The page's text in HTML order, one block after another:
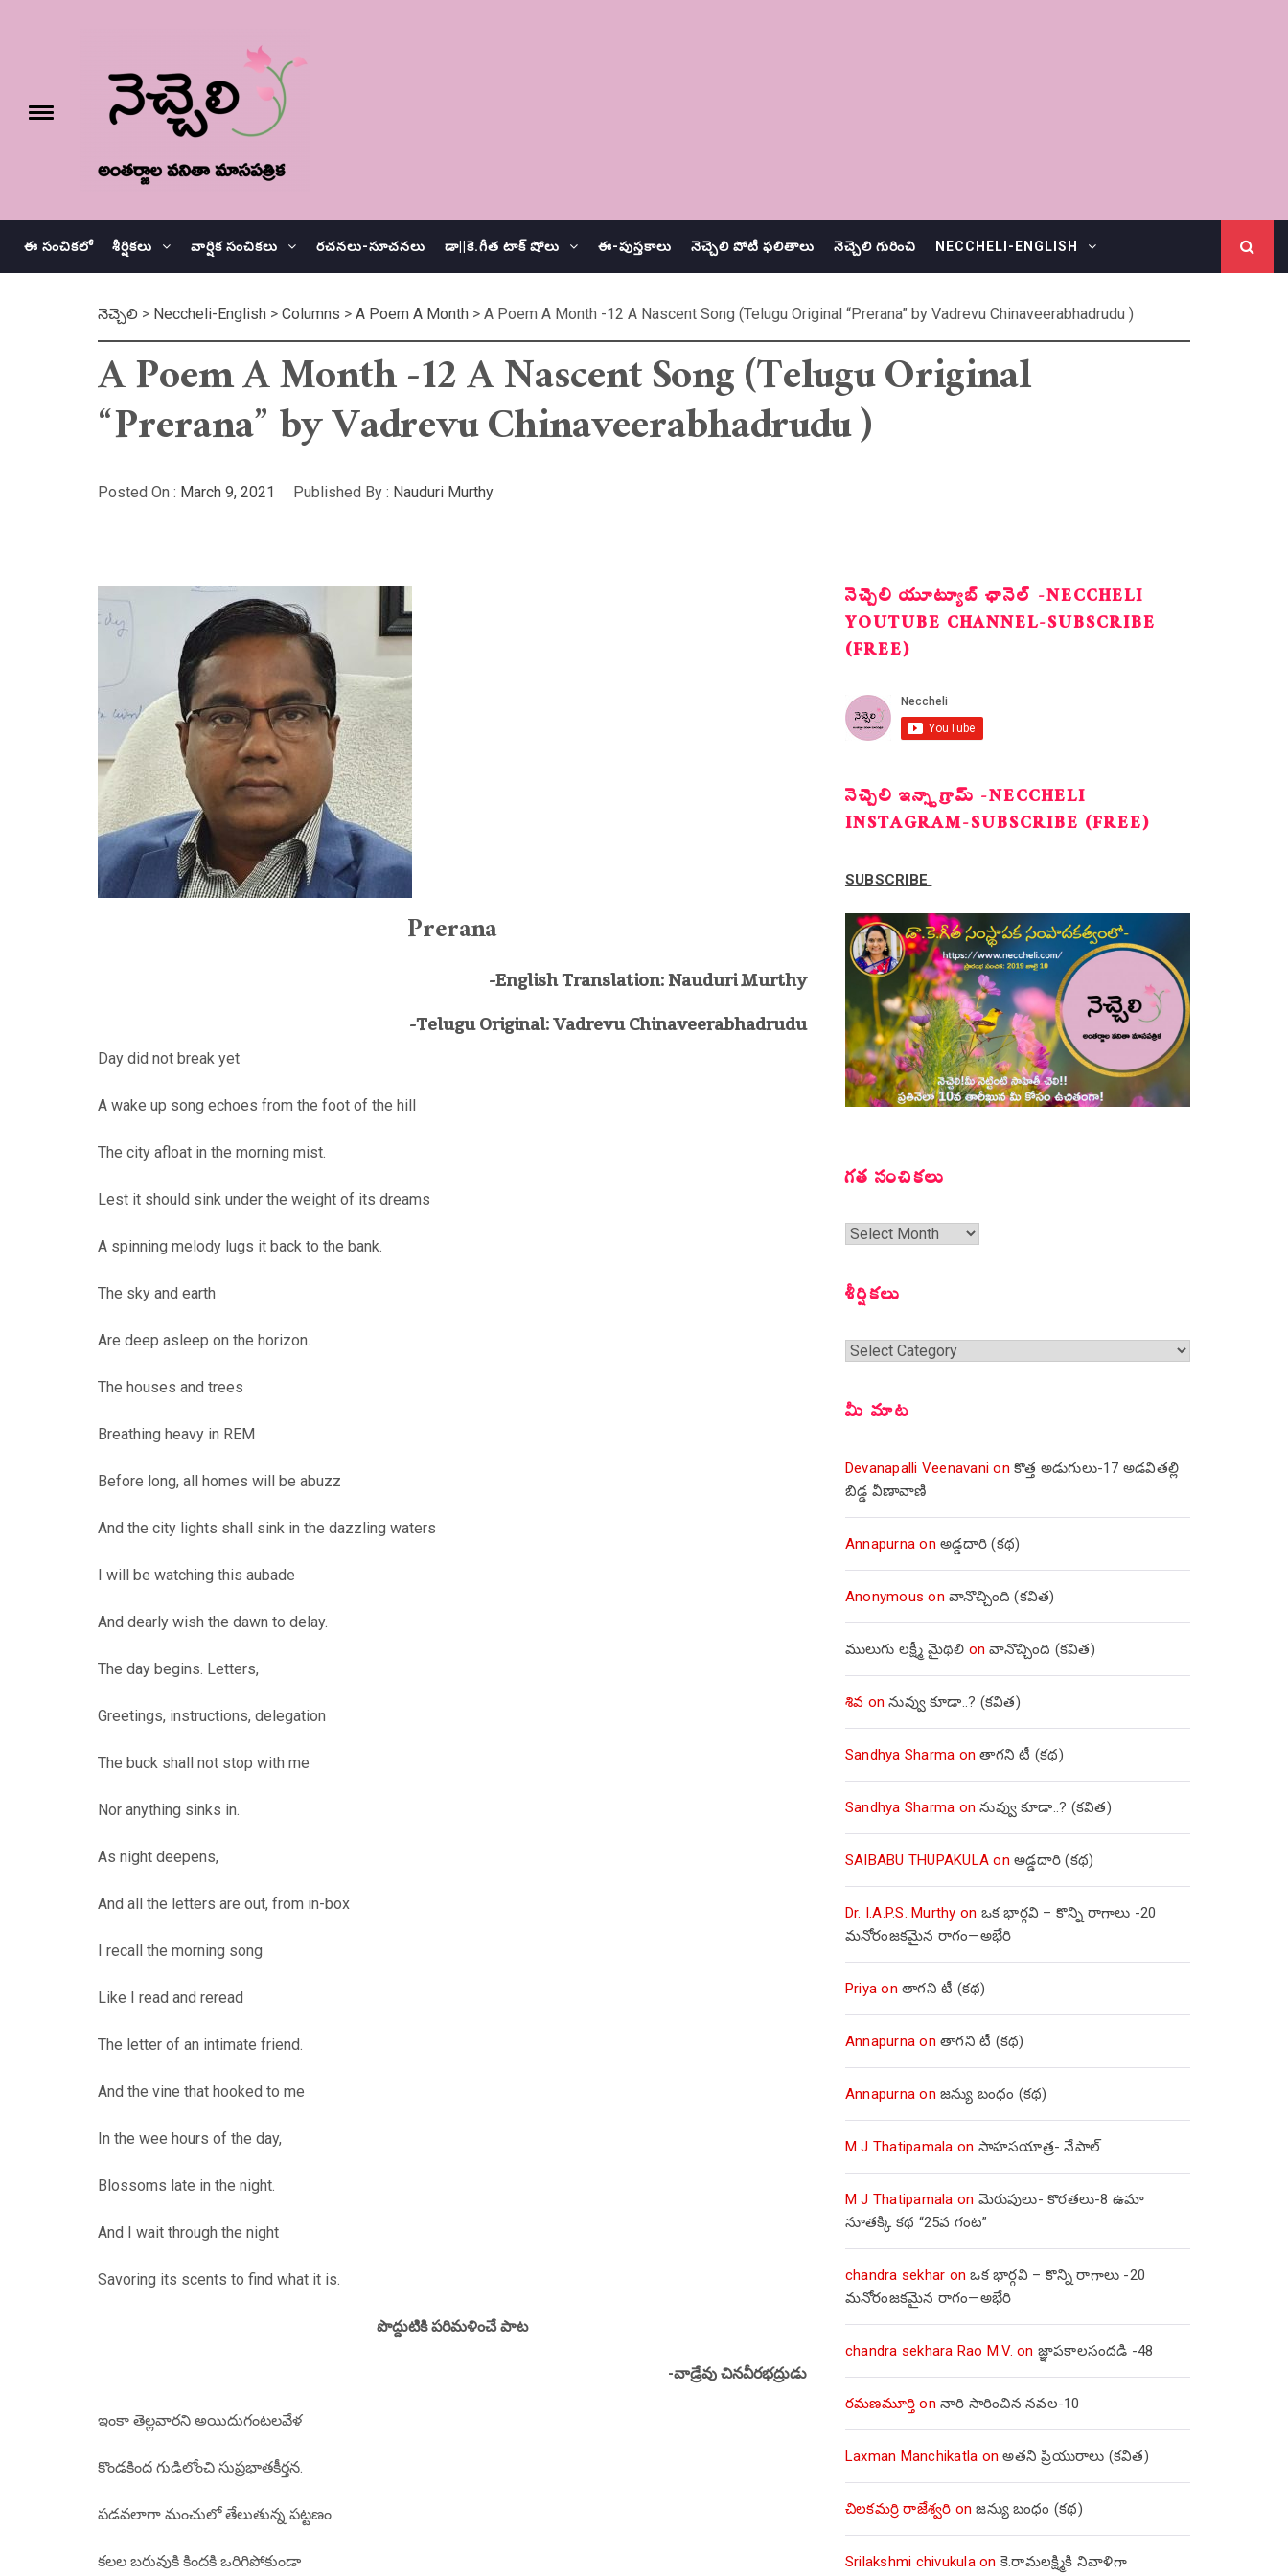
Toggle
ఈ సంచికలో శీర్షికలు వార్షిక సంచికలు రచనలు-సూచనలు డా||కె.గీత టాక్ షోలు ఈ-పుస్తకాలు నెచ్చెలి పోటీ ఫలితాలు నెచ్చెలి గురించి NECCHELI-ENGLISH
నెచ్చెలి > Neccheli-English > Columns > A Poem A Month > A Poem A Month -12 A Nascent Song (Telugu Original “Prerana” by Vadrevu Chinaveerabhadrudu )
A Poem A Month -12 A Nascent Song (Telugu Original
“Prerana” by Vadrevu Chinaveerabhadrudu )
Posted On : March 9, 2021 Published By : Nauduri Murthy
Prerana
-English Translation: Nauduri Murthy
-Telugu Original: Vadrevu Chinaveerabhadrudu
Day did not break yet
A wake up song echoes from the foot of the hill
The city afloat in the morning mist.
Lest it should sink under the weight of its dreams
A spinning melody lugs it back to the bank.
The sky and earth
Are deep asleep on the horizon.
The houses and trees
Breathing heavy in REM
Before long, all homes will be abuzz
And the city lights shall sink in the dazzling waters
I will be watching this aubade
And dearly wish the dawn to delay.
The day begins. Letters,
Greetings, instructions, delegation
The buck shall not stop with me
Nor anything sinks in.
As night deepens,
And all the letters are out, from in-box
I recall the morning song
Like I read and reread
The letter of an intimate friend.
And the vine that hooked to me
In the wee hours of the day,
Blossoms late in the night.
And I wait through the night
Savoring its scents to find what it is.
పొద్దుటికి పరిమళించే పాట
-వాడ్రేవు చినవీరభద్రుడు
ఇంకా తెల్లవారని అయిదుగంటలవేళ
కొండకింద గుడిలోంచి సుప్రభాతకీర్తన.
పడవలాగా మంచులో తేలుతున్న పట్టణం
కలల బరువుకి కిందకి ఒరిగిపోకుండా
నెచ్చెలి యూట్యూబ్ ఛానెల్ -NECCHELI
YOUTUBE CHANNEL-SUBSCRIBE
(FREE)
నెచ్చెలి ఇన్స్టాగ్రామ్ -NECCHELI
INSTAGRAM-SUBSCRIBE (FREE)
SUBSCRIBE
గత సంచికలు
గత
శీర్షికలు
శీర్షికలు
మీ మాట
Devanapalli Veenavani onకొత్త అడుగులు-17 అడవితల్లి
బిడ్డ వీణావాణి
Annapurna onఅడ్డదారి (కథ)
Anonymous onవానొచ్చింది (కవిత)
ములుగు లక్ష్మీ మైథిలి onవానొచ్చింది (కవిత)
శివ onనువ్వు కూడా..? (కవిత)
Sandhya Sharma onతాగని టీ (కథ)
Sandhya Sharma onనువ్వు కూడా..? (కవిత)
SAIBABU THUPAKULA onఅడ్డదారి (కథ)
Dr. I.A.P.S. Murthy on ఒక భార్గవి – కొన్ని రాగాలు -20
మనోరంజకమైన రాగం—అభేరి
Priya onతాగని టీ (కథ)
Annapurna onతాగని టీ (కథ)
Annapurna onజన్యు బంధం (కథ)
M J Thatipamala on సాహసయాత్ర- నేపాల్‌
M J Thatipamala on మెరుపులు- కొరతలు-8 ఉమా
నూతక్కి కథ “25వ గంట”
chandra sekhar onఒక భార్గవి – కొన్ని రాగాలు -20
మనోరంజకమైన రాగం—అభేరి
chandra sekhara Rao M.V. on జ్ఞాపకాలసందడి -48
రమణమూర్తి onనారి సారించిన నవల-10
Laxman Manchikatla onఅతని ప్రియురాలు (కవిత)
చిలకమర్రి రాజేశ్వరి onజన్యు బంధం (కథ)
Srilakshmi chivukulaon కె.రామలక్ష్మికి నివాళిగా